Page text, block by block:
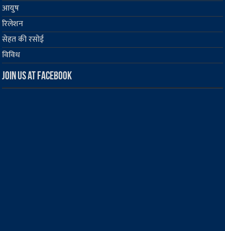
आयुष
रिलेशन
सेहत की रसोई
विविध
Join us at Facebook